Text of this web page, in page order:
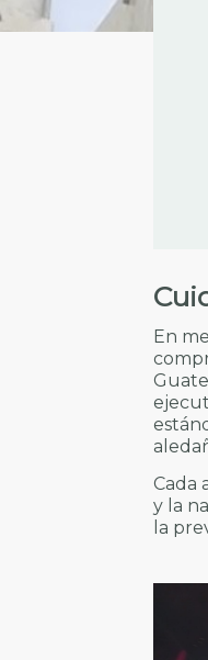
En
Cada
y la
la